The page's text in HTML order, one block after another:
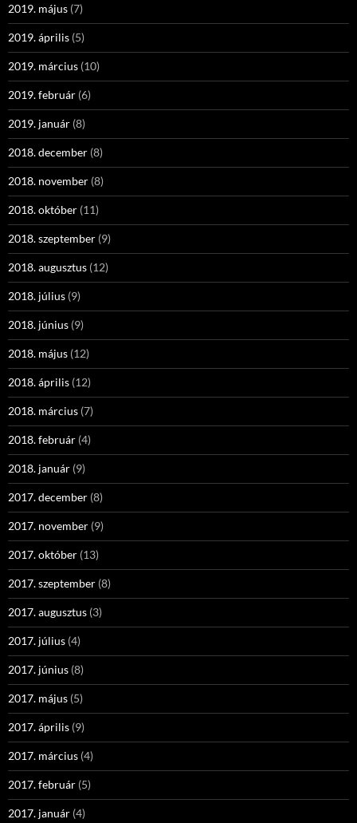
2019. május (7)
2019. április (5)
2019. március (10)
2019. február (6)
2019. január (8)
2018. december (8)
2018. november (8)
2018. október (11)
2018. szeptember (9)
2018. augusztus (12)
2018. július (9)
2018. június (9)
2018. május (12)
2018. április (12)
2018. március (7)
2018. február (4)
2018. január (9)
2017. december (8)
2017. november (9)
2017. október (13)
2017. szeptember (8)
2017. augusztus (3)
2017. július (4)
2017. június (8)
2017. május (5)
2017. április (9)
2017. március (4)
2017. február (5)
2017. január (4)